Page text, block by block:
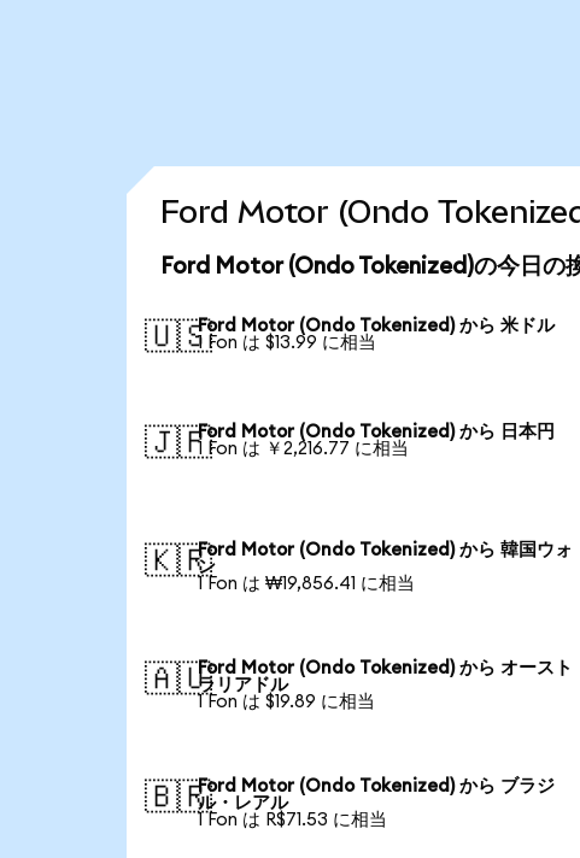
Ford Motor (Ondo Tokenized)
Ford Motor (Ondo Tokenized)の今日の
🇺🇸Ford Motor (Ondo Tokenized) から 米ドル
1 Fon は $13.99 に相当
🇯🇵Ford Motor (Ondo Tokenized) から 日本円
1 Fon は ￥2,216.77 に相当
🇰🇷Ford Motor (Ondo Tokenized) から 韓国ウォ
ン
1 Fon は ₩19,856.41 に相当
🇦🇺Ford Motor (Ondo Tokenized) から オースト
ラリアドル
1 Fon は $19.89 に相当
🇧🇷Ford Motor (Ondo Tokenized) から ブラジ
ル・レアル
1 Fon は R$71.53 に相当